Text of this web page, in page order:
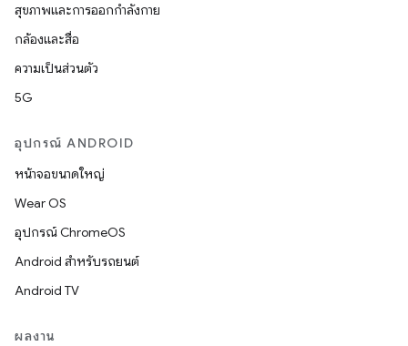
สุขภาพและการออกกำลังกาย
กล้องและสื่อ
ความเป็นส่วนตัว
5G
อุปกรณ์ ANDROID
หน้าจอขนาดใหญ่
Wear OS
อุปกรณ์ ChromeOS
Android สำหรับรถยนต์
Android TV
ผลงาน